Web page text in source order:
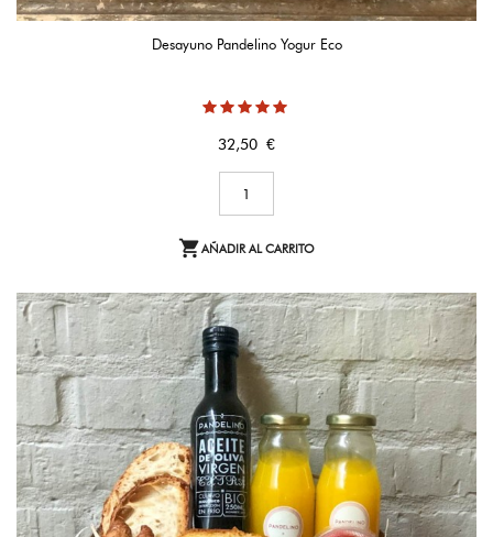
Desayuno Pandelino Yogur Eco
Precio
32,50 €
AÑADIR AL CARRITO